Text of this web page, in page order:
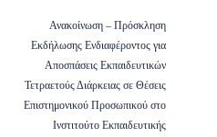
Ανακοίνωση – Πρόσκληση
Εκδήλωσης Ενδιαφέροντος για
Αποσπάσεις Εκπαιδευτικών
Τετραετούς Διάρκειας σε Θέσεις
Επιστημονικού Προσωπικού στο
Ινστιτούτο Εκπαιδευτικής